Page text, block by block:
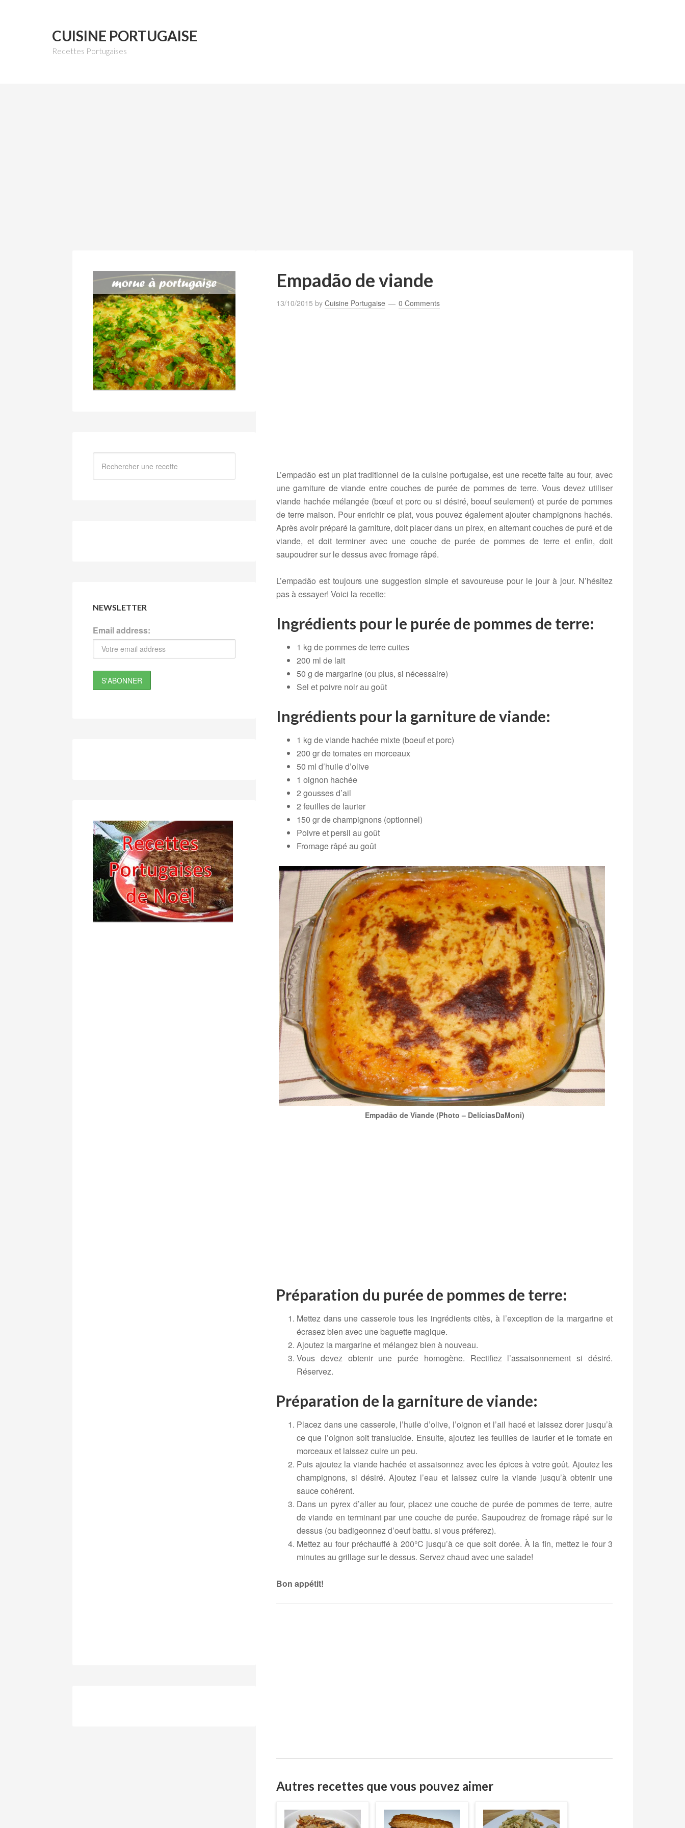
CUISINE PORTUGAISE
Recettes Portugaises
Empadão de viande
13/10/2015 by Cuisine Portugaise 0 Comments
L’empadão est un plat traditionnel de la cuisine portugaise, est une recette faite au four, avec
une garniture de viande entre couches de purée de pommes de terre. Vous devez utiliser
viande hachée mélangée (bœuf et porc ou si désiré, boeuf seulement) et purée de pommes
de terre maison. Pour enrichir ce plat, vous pouvez également ajouter champignons hachés.
Après avoir préparé la garniture, doit placer dans un pirex, en alternant couches de puré et de
viande, et doit terminer avec une couche de purée de pommes de terre et enfin, doit
saupoudrer sur le dessus avec fromage râpé.
L’empadão est toujours une suggestion simple et savoureuse pour le jour à jour. N’hésitez
pas à essayer! Voici la recette:
Ingrédients pour le purée de pommes de terre:
1 kg de pommes de terre cuites
200 ml de lait
50 g de margarine (ou plus, si nécessaire)
Sel et poivre noir au goût
Ingrédients pour la garniture de viande:
1 kg de viande hachée mixte (boeuf et porc)
200 gr de tomates en morceaux
50 ml d’huile d’olive
1 oignon hachée
2 gousses d’ail
2 feuilles de laurier
150 gr de champignons (optionnel)
Poivre et persil au goût
Fromage râpé au goût
Empadão de Viande(Photo – DelíciasDaMoni)
Préparation du purée de pommes de terre:
Mettez dans une casserole tous les ingrédients citès, à l’exception de la margarine et
écrasez bien avec une baguette magique.
Ajoutez la margarine et mélangez bien à nouveau.
Vous devez obtenir une purée homogène. Rectifiez l’assaisonnement si désiré.
Réservez.
Préparation de la garniture de viande:
Placez dans une casserole, l’huile d’olive, l’oignon et l’ail hacé et laissez dorer jusqu’à
ce que l’oignon soit translucide. Ensuite, ajoutez les feuilles de laurier et le tomate en
morceaux et laissez cuire un peu.
Puis ajoutez la viande hachée et assaisonnez avec les épices à votre goût. Ajoutez les
champignons, si désiré. Ajoutez l’eau et laissez cuire la viande jusqu’à obtenir une
sauce cohérent.
Dans un pyrex d’aller au four, placez une couche de purée de pommes de terre, autre
de viande en terminant par une couche de purée. Saupoudrez de fromage râpé sur le
dessus (ou badigeonnez d’oeuf battu. si vous préferez).
Mettez au four préchauffé à 200°C jusqu’à ce que soit dorée. À la fin, mettez le four 3
minutes au grillage sur le dessus. Servez chaud avec une salade!
Bon appétit!
Autres recettes que vous pouvez aimer
NEWSLETTER
Email address: